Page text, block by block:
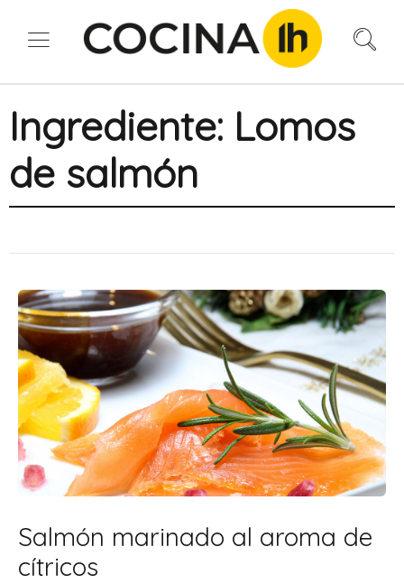
Ingrediente: Lomos
de salmón
Salmón marinado al aroma de
cítricos